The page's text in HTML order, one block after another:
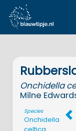
Onchidella
Milne
Species
Onchidella